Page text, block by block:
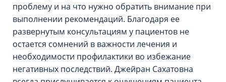
проблему и на что нужно обратить внимание при
выполнении рекомендаций. Благодаря ее
развернутым консультациям у пациентов не
остается сомнений в важности лечения и
необходимости профилактики во избежание
негативных последствий. Джейран Сахатовна